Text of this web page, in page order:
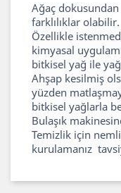
Ağaç
farklılıklar olabilir.
Özellikle
kimyasal
bitkisel yağ ile
Ahşap kesilmiş
yüzden
bitkisel yağlarla
Bulaşık
Temizlik için
kurulamanız